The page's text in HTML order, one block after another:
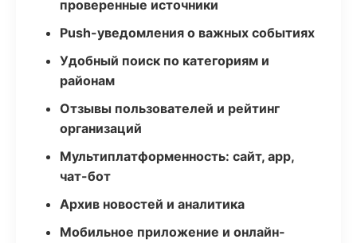
проверенные источники
Push-уведомления о важных событиях
Удобный поиск по категориям и
районам
Отзывы пользователей и рейтинг
организаций
Мультиплатформенность: сайт, app,
чат-бот
Архив новостей и аналитика
Мобильное приложение и онлайн-